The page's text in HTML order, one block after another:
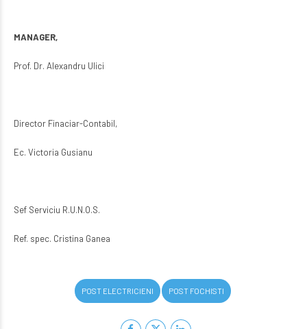
MANAGER,
Prof. Dr. Alexandru Ulici
Director Finaciar-Contabil,
Ec. Victoria Gusianu
Sef Serviciu R.U.N.O.S.
Ref. spec. Cristina Ganea
POST ELECTRICIENI POST FOCHISTI